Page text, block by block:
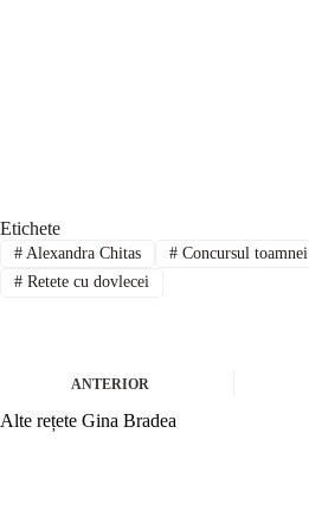
Etichete
#Alexandra Chitas #Concursul toamnei
#Retete cu dovlecei
ANTERIOR
Alte rețete Gina Bradea